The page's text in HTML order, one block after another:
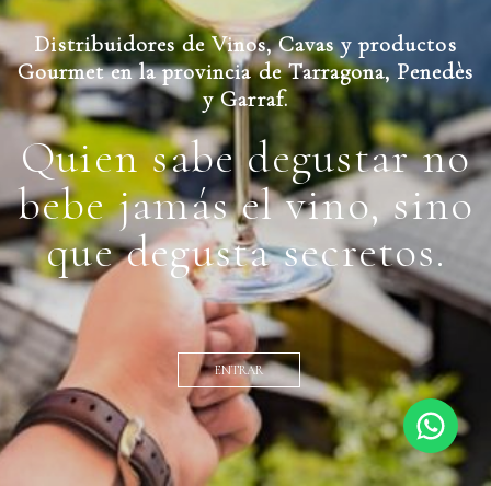
Distribuidores de Vinos, Cavas y productos
Gourmet en la provincia de Tarragona, Penedès
y Garraf.
Quien sabe degustar no
bebe jamás el vino, sino
que degusta secretos.
ENTRAR